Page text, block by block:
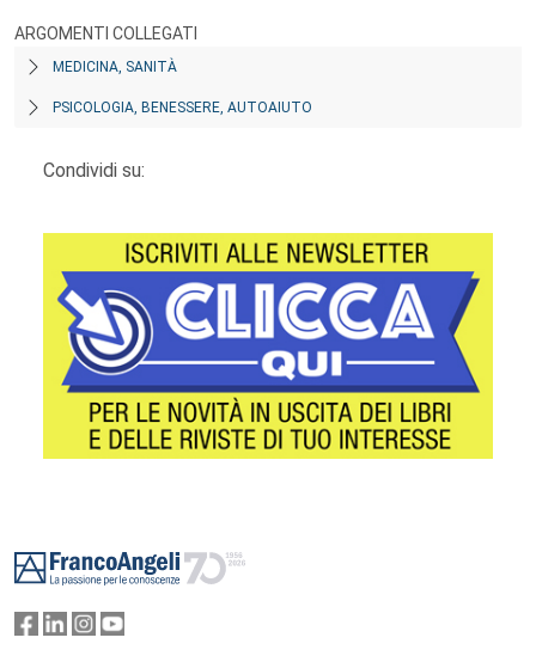
ARGOMENTI COLLEGATI
MEDICINA, SANITÀ
PSICOLOGIA, BENESSERE, AUTOAIUTO
Condividi su: